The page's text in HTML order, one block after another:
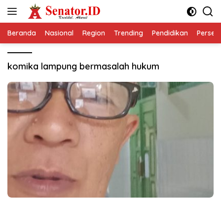
Beranda Nasional Region Trending Pendidikan
komika lampung bermasalah hukum